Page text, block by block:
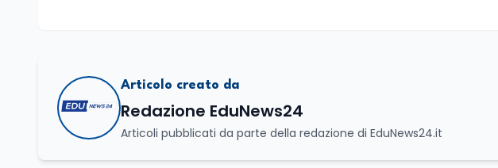
Articolo creato da
Redazione EduNews24
Articoli pubblicati da parte della redazione di EduNews24.it